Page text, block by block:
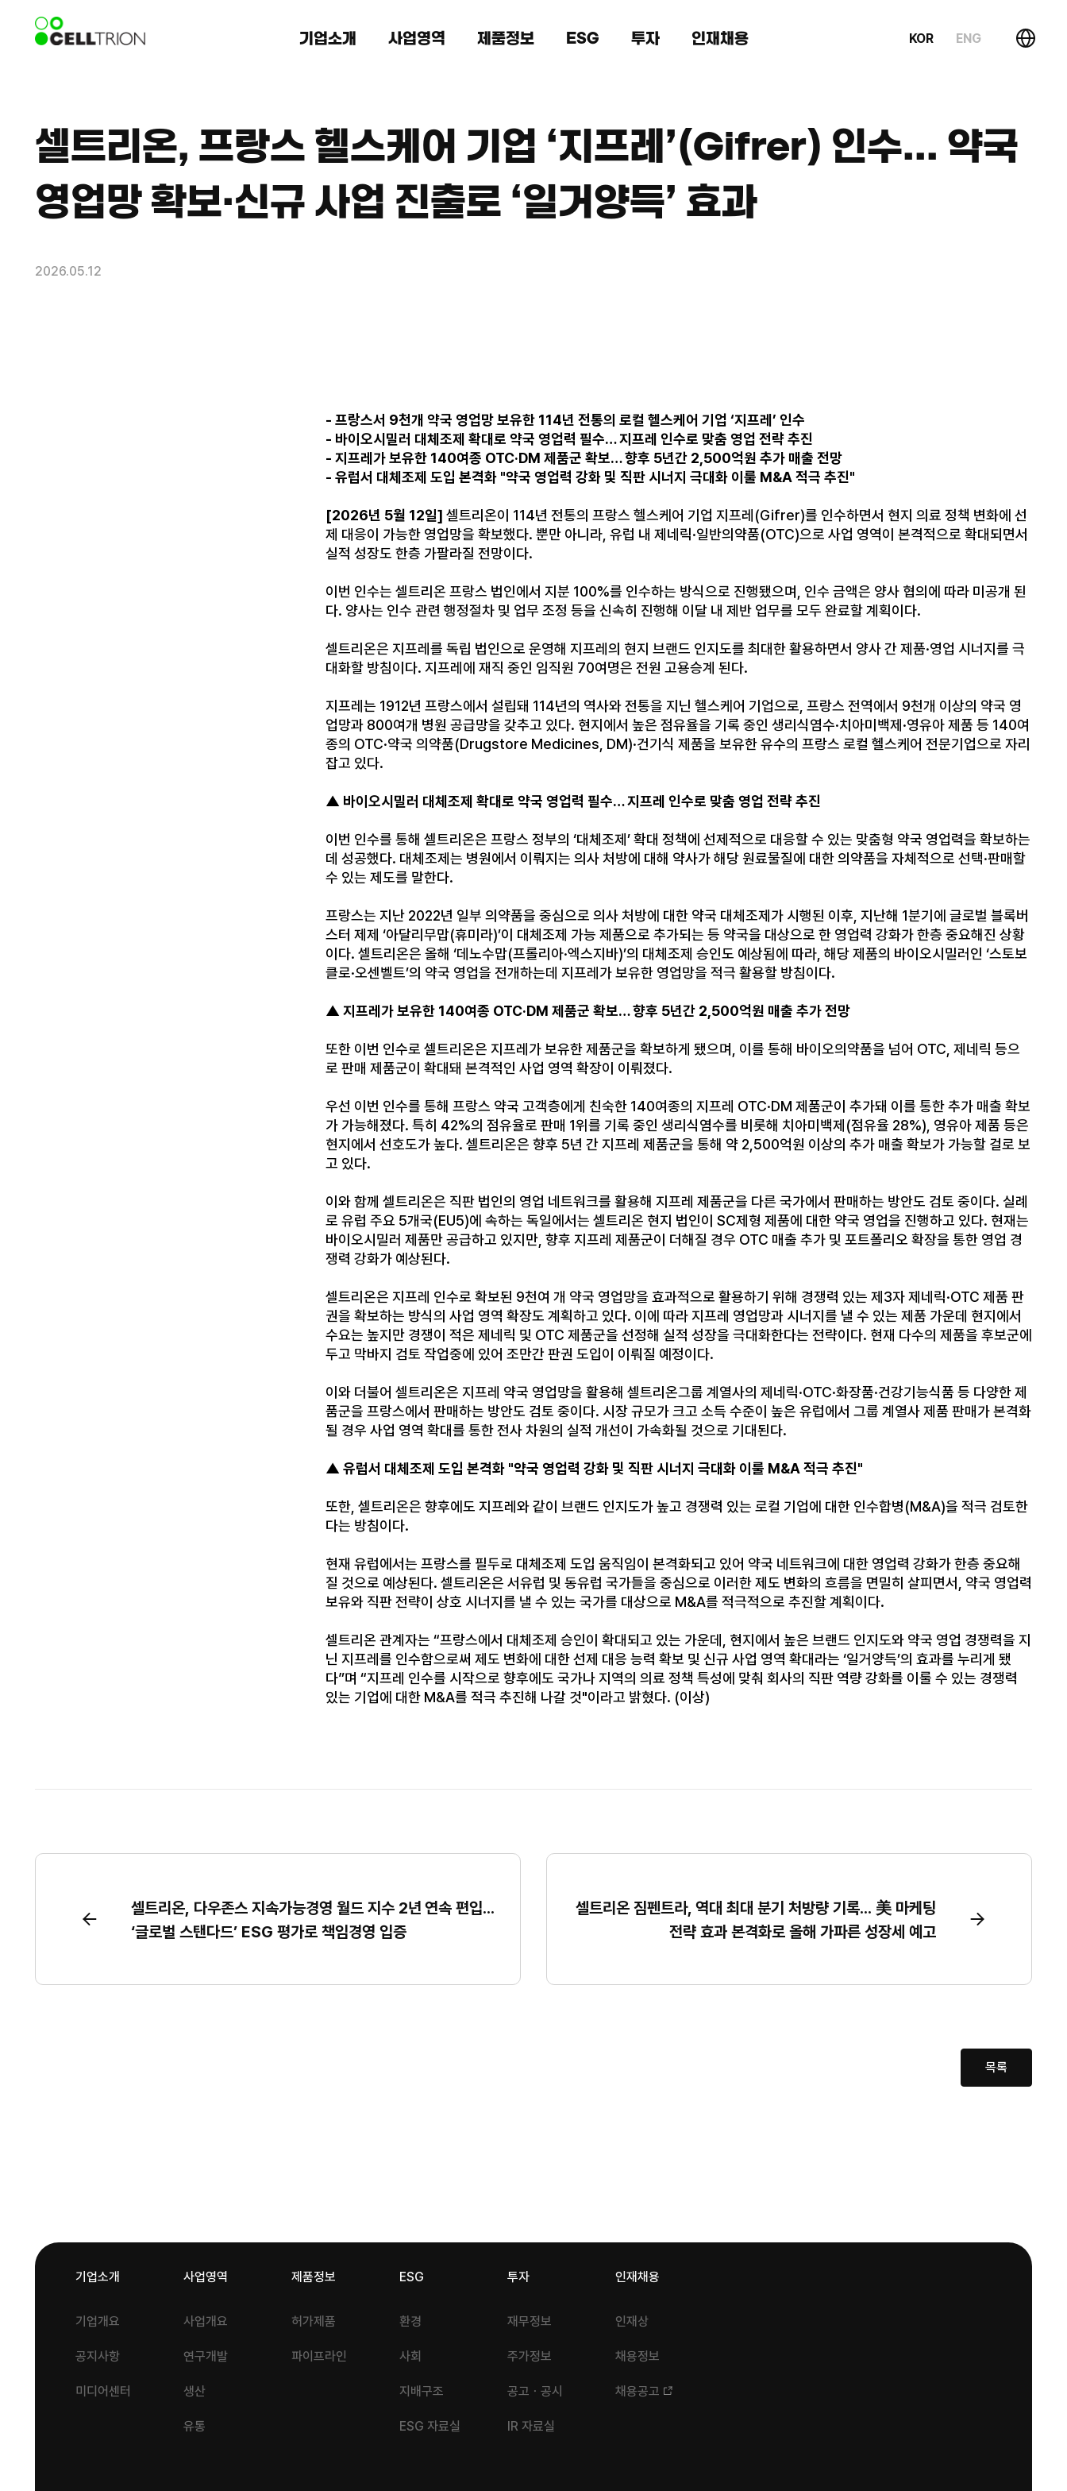
기업소개 사업영역 제품정보 ESG 투자 인재채용 KOR ENG
셀트리온, 프랑스 헬스케어 기업 ‘지프레’(Gifrer) 인수... 약국
영업망 확보·신규 사업 진출로 ‘일거양득’ 효과
2026.05.12
- 프랑스서 9천개 약국 영업망 보유한 114년 전통의 로컬 헬스케어 기업 ‘지프레’ 인수
- 바이오시밀러 대체조제 확대로 약국 영업력 필수… 지프레 인수로 맞춤 영업 전략 추진
- 지프레가 보유한 140여종 OTC·DM 제품군 확보… 향후 5년간 2,500억원 추가 매출 전망
- 유럽서 대체조제 도입 본격화 "약국 영업력 강화 및 직판 시너지 극대화 이룰 M&A 적극 추진"
[2026년 5월 12일] 셀트리온이 114년 전통의 프랑스 헬스케어 기업 지프레(Gifrer)를 인수하면서 현지 의료 정책 변화에 선
제 대응이 가능한 영업망을 확보했다. 뿐만 아니라, 유럽 내 제네릭·일반의약품(OTC)으로 사업 영역이 본격적으로 확대되면서
실적 성장도 한층 가팔라질 전망이다.
이번 인수는 셀트리온 프랑스 법인에서 지분 100%를 인수하는 방식으로 진행됐으며, 인수 금액은 양사 협의에 따라 미공개 된
다. 양사는 인수 관련 행정절차 및 업무 조정 등을 신속히 진행해 이달 내 제반 업무를 모두 완료할 계획이다.
셀트리온은 지프레를 독립 법인으로 운영해 지프레의 현지 브랜드 인지도를 최대한 활용하면서 양사 간 제품·영업 시너지를 극
대화할 방침이다. 지프레에 재직 중인 임직원 70여명은 전원 고용승계 된다.
지프레는 1912년 프랑스에서 설립돼 114년의 역사와 전통을 지닌 헬스케어 기업으로, 프랑스 전역에서 9천개 이상의 약국 영
업망과 800여개 병원 공급망을 갖추고 있다. 현지에서 높은 점유율을 기록 중인 생리식염수·치아미백제·영유아 제품 등 140여
종의 OTC·약국 의약품(Drugstore Medicines, DM)·건기식 제품을 보유한 유수의 프랑스 로컬 헬스케어 전문기업으로 자리
잡고 있다.
▲ 바이오시밀러 대체조제 확대로 약국 영업력 필수… 지프레 인수로 맞춤 영업 전략 추진
이번 인수를 통해 셀트리온은 프랑스 정부의 ‘대체조제’ 확대 정책에 선제적으로 대응할 수 있는 맞춤형 약국 영업력을 확보하는
데 성공했다. 대체조제는 병원에서 이뤄지는 의사 처방에 대해 약사가 해당 원료물질에 대한 의약품을 자체적으로 선택·판매할
수 있는 제도를 말한다.
프랑스는 지난 2022년 일부 의약품을 중심으로 의사 처방에 대한 약국 대체조제가 시행된 이후, 지난해 1분기에 글로벌 블록버
스터 제제 ‘아달리무맙(휴미라)’이 대체조제 가능 제품으로 추가되는 등 약국을 대상으로 한 영업력 강화가 한층 중요해진 상황
이다. 셀트리온은 올해 ‘데노수맙(프롤리아·엑스지바)’의 대체조제 승인도 예상됨에 따라, 해당 제품의 바이오시밀러인 ‘스토보
클로·오센벨트’의 약국 영업을 전개하는데 지프레가 보유한 영업망을 적극 활용할 방침이다.
▲ 지프레가 보유한 140여종 OTC·DM 제품군 확보… 향후 5년간 2,500억원 매출 추가 전망
또한 이번 인수로 셀트리온은 지프레가 보유한 제품군을 확보하게 됐으며, 이를 통해 바이오의약품을 넘어 OTC, 제네릭 등으
로 판매 제품군이 확대돼 본격적인 사업 영역 확장이 이뤄졌다.
우선 이번 인수를 통해 프랑스 약국 고객층에게 친숙한 140여종의 지프레 OTC·DM 제품군이 추가돼 이를 통한 추가 매출 확보
가 가능해졌다. 특히 42%의 점유율로 판매 1위를 기록 중인 생리식염수를 비롯해 치아미백제(점유율 28%), 영유아 제품 등은
현지에서 선호도가 높다. 셀트리온은 향후 5년 간 지프레 제품군을 통해 약 2,500억원 이상의 추가 매출 확보가 가능할 걸로 보
고 있다.
이와 함께 셀트리온은 직판 법인의 영업 네트워크를 활용해 지프레 제품군을 다른 국가에서 판매하는 방안도 검토 중이다. 실례
로 유럽 주요 5개국(EU5)에 속하는 독일에서는 셀트리온 현지 법인이 SC제형 제품에 대한 약국 영업을 진행하고 있다. 현재는
바이오시밀러 제품만 공급하고 있지만, 향후 지프레 제품군이 더해질 경우 OTC 매출 추가 및 포트폴리오 확장을 통한 영업 경
쟁력 강화가 예상된다.
셀트리온은 지프레 인수로 확보된 9천여 개 약국 영업망을 효과적으로 활용하기 위해 경쟁력 있는 제3자 제네릭·OTC 제품 판
권을 확보하는 방식의 사업 영역 확장도 계획하고 있다. 이에 따라 지프레 영업망과 시너지를 낼 수 있는 제품 가운데 현지에서
수요는 높지만 경쟁이 적은 제네릭 및 OTC 제품군을 선정해 실적 성장을 극대화한다는 전략이다. 현재 다수의 제품을 후보군에
두고 막바지 검토 작업중에 있어 조만간 판권 도입이 이뤄질 예정이다.
이와 더불어 셀트리온은 지프레 약국 영업망을 활용해 셀트리온그룹 계열사의 제네릭·OTC·화장품·건강기능식품 등 다양한 제
품군을 프랑스에서 판매하는 방안도 검토 중이다. 시장 규모가 크고 소득 수준이 높은 유럽에서 그룹 계열사 제품 판매가 본격화
될 경우 사업 영역 확대를 통한 전사 차원의 실적 개선이 가속화될 것으로 기대된다.
▲ 유럽서 대체조제 도입 본격화 "약국 영업력 강화 및 직판 시너지 극대화 이룰 M&A 적극 추진"
또한, 셀트리온은 향후에도 지프레와 같이 브랜드 인지도가 높고 경쟁력 있는 로컬 기업에 대한 인수합병(M&A)을 적극 검토한
다는 방침이다.
현재 유럽에서는 프랑스를 필두로 대체조제 도입 움직임이 본격화되고 있어 약국 네트워크에 대한 영업력 강화가 한층 중요해
질 것으로 예상된다. 셀트리온은 서유럽 및 동유럽 국가들을 중심으로 이러한 제도 변화의 흐름을 면밀히 살피면서, 약국 영업력
보유와 직판 전략이 상호 시너지를 낼 수 있는 국가를 대상으로 M&A를 적극적으로 추진할 계획이다.
셀트리온 관계자는 “프랑스에서 대체조제 승인이 확대되고 있는 가운데, 현지에서 높은 브랜드 인지도와 약국 영업 경쟁력을 지
닌 지프레를 인수함으로써 제도 변화에 대한 선제 대응 능력 확보 및 신규 사업 영역 확대라는 ‘일거양득’의 효과를 누리게 됐
다”며 “지프레 인수를 시작으로 향후에도 국가나 지역의 의료 정책 특성에 맞춰 회사의 직판 역량 강화를 이룰 수 있는 경쟁력
있는 기업에 대한 M&A를 적극 추진해 나갈 것"이라고 밝혔다. (이상)
셀트리온, 다우존스 지속가능경영 월드 지수 2년 연속 편입...
‘글로벌 스탠다드’ ESG 평가로 책임경영 입증
셀트리온 짐펜트라, 역대 최대 분기 처방량 기록... 美 마케팅
전략 효과 본격화로 올해 가파른 성장세 예고
목록
기업소개
기업개요
공지사항
미디어센터
사업영역
사업개요
연구개발
생산
유통
제품정보
허가제품
파이프라인
ESG
환경
사회
지배구조
ESG 자료실
투자
재무정보
주가정보
공고ㆍ공시
IR 자료실
인재채용
인재상
채용정보
채용공고